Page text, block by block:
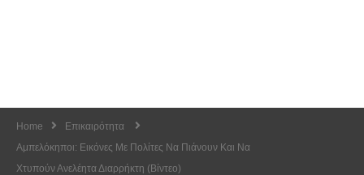
Home
Επικαιρότητα
Αμπελόκηποι: Εικόνες Με Πολίτες Να Πιάνουν Και Να
Χτυπούν Ανελέητα Διαρρήκτη (Βίντεο)